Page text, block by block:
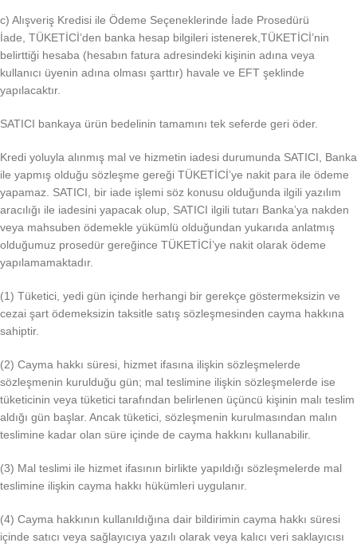
c) Alışveriş Kredisi ile Ödeme Seçeneklerinde İade Prosedürü
İade, TÜKETİCİ’den banka hesap bilgileri istenerek,TÜKETİCİ’nin
belirttiği hesaba (hesabın fatura adresindeki kişinin adına veya
kullanıcı üyenin adına olması şarttır) havale ve EFT şeklinde
yapılacaktır.
SATICI bankaya ürün bedelinin tamamını tek seferde geri öder.
Kredi yoluyla alınmış mal ve hizmetin iadesi durumunda SATICI, Banka
ile yapmış olduğu sözleşme gereği TÜKETİCİ’ye nakit para ile ödeme
yapamaz. SATICI, bir iade işlemi söz konusu olduğunda ilgili yazılım
aracılığı ile iadesini yapacak olup, SATICI ilgili tutarı Banka’ya nakden
veya mahsuben ödemekle yükümlü olduğundan yukarıda anlatmış
olduğumuz prosedür gereğince TÜKETİCİ’ye nakit olarak ödeme
yapılamamaktadır.
(1) Tüketici, yedi gün içinde herhangi bir gerekçe göstermeksizin ve
cezai şart ödemeksizin taksitle satış sözleşmesinden cayma hakkına
sahiptir.
(2) Cayma hakkı süresi, hizmet ifasına ilişkin sözleşmelerde
sözleşmenin kurulduğu gün; mal teslimine ilişkin sözleşmelerde ise
tüketicinin veya tüketici tarafından belirlenen üçüncü kişinin malı teslim
aldığı gün başlar. Ancak tüketici, sözleşmenin kurulmasından malın
teslimine kadar olan süre içinde de cayma hakkını kullanabilir.
(3) Mal teslimi ile hizmet ifasının birlikte yapıldığı sözleşmelerde mal
teslimine ilişkin cayma hakkı hükümleri uygulanır.
(4) Cayma hakkının kullanıldığına dair bildirimin cayma hakkı süresi
içinde satıcı veya sağlayıcıya yazılı olarak veya kalıcı veri saklayıcısı